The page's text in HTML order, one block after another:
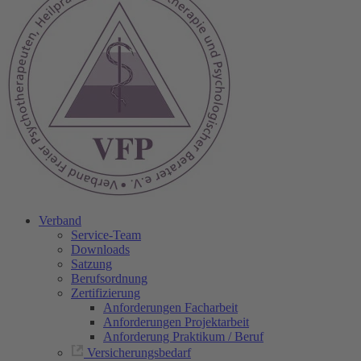
Verband
Service-Team
Downloads
Satzung
Berufsordnung
Zertifizierung
Anforderungen Facharbeit
Anforderungen Projektarbeit
Anforderung Praktikum / Beruf
Versicherungsbedarf